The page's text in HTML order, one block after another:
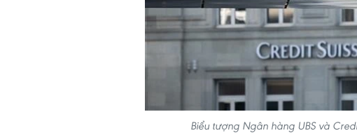
Biểu tượng Ngân hàng UBS và